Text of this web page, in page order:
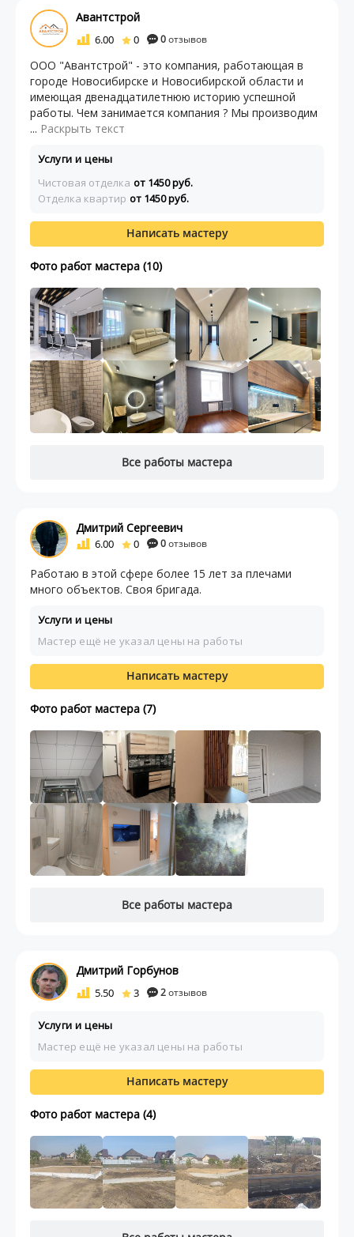
Авантстрой
6.00 0 0отзывов
ООО "Авантстрой" - это компания, работающая в
городе Новосибирске и Новосибирской области и
имеющая двенадцатилетнюю историю успешной
работы. Чем занимается компания ? Мы производим
... Раскрыть текст
Услуги и цены
Чистовая отделка от 1450 руб.
Отделка квартир от 1450 руб.
Написать мастеру
Фото работ мастера (10)
Все работы мастера
Дмитрий Сергеевич
6.00 0 0отзывов
Работаю в этой сфере более 15 лет за плечами
много объектов. Своя бригада.
Услуги и цены
Мастер ещё не указал цены на работы
Написать мастеру
Фото работ мастера (7)
Все работы мастера
Дмитрий Горбунов
5.50 3 2отзывов
Услуги и цены
Мастер ещё не указал цены на работы
Написать мастеру
Фото работ мастера (4)